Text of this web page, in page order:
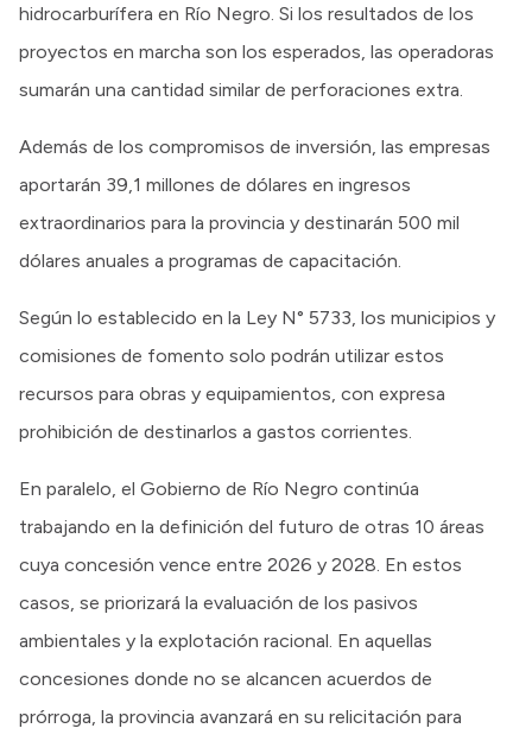
hidrocarburífera en Río Negro. Si los resultados de los
proyectos en marcha son los esperados, las operadoras
sumarán una cantidad similar de perforaciones extra.
Además de los compromisos de inversión, las empresas
aportarán 39,1 millones de dólares en ingresos
extraordinarios para la provincia y destinarán 500 mil
dólares anuales a programas de capacitación.
Según lo establecido en la Ley N° 5733, los municipios y
comisiones de fomento solo podrán utilizar estos
recursos para obras y equipamientos, con expresa
prohibición de destinarlos a gastos corrientes.
En paralelo, el Gobierno de Río Negro continúa
trabajando en la definición del futuro de otras 10 áreas
cuya concesión vence entre 2026 y 2028. En estos
casos, se priorizará la evaluación de los pasivos
ambientales y la explotación racional. En aquellas
concesiones donde no se alcancen acuerdos de
prórroga, la provincia avanzará en su relicitación para